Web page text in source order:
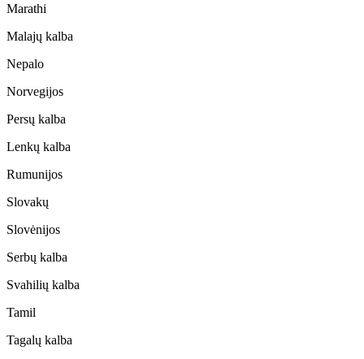
Marathi
Malajų kalba
Nepalo
Norvegijos
Persų kalba
Lenkų kalba
Rumunijos
Slovakų
Slovėnijos
Serbų kalba
Svahilių kalba
Tamil
Tagalų kalba